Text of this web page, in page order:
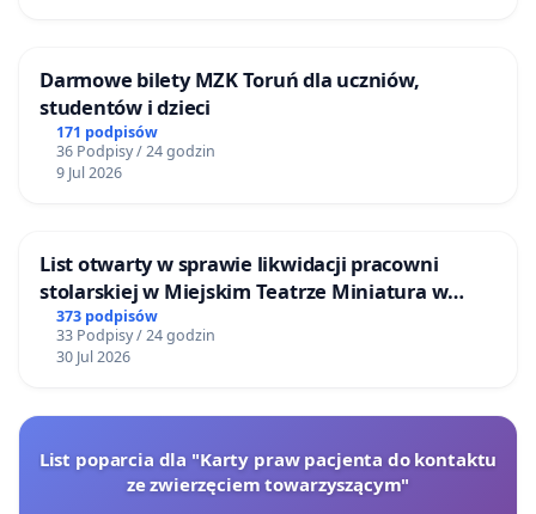
Darmowe bilety MZK Toruń dla uczniów,
studentów i dzieci
171 podpisów
36 Podpisy / 24 godzin
9 Jul 2026
List otwarty w sprawie likwidacji pracowni
stolarskiej w Miejskim Teatrze Miniatura w
Gdańsku
373 podpisów
33 Podpisy / 24 godzin
30 Jul 2026
List poparcia dla "Karty praw pacjenta do kontaktu
ze zwierzęciem towarzyszącym"